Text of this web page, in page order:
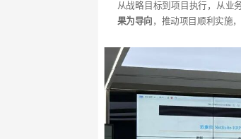
从战略目标到项目执行，从
果为导向 ，推动项目顺利实施